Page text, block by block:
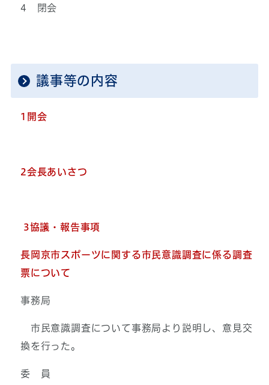
4 閉会
議事等の内容
1開会
2会長あいさつ
3協議・報告事項
長岡京市スポーツに関する市民意識調査に係る調査
票について
事務局
市民意識調査について事務局より説明し、意見交
換を行った。
委 員